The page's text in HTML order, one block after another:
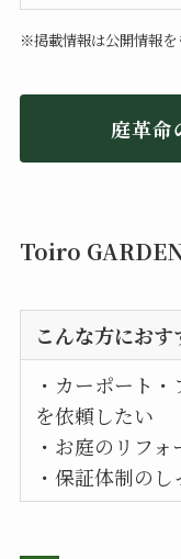
※掲載情報は公開情報を
庭革命
Toiro
こんな方におす
・カーポート
を依頼したい
・お庭のリフ
・保証体制の